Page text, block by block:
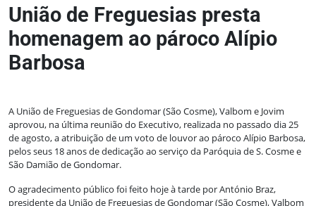
União de Freguesias presta
homenagem ao pároco Alípio
Barbosa
A União de Freguesias de Gondomar (São Cosme), Valbom e Jovim
aprovou, na última reunião do Executivo, realizada no passado dia 25
de agosto, a atribuição de um voto de louvor ao pároco Alípio Barbosa,
pelos seus 18 anos de dedicação ao serviço da Paróquia de S. Cosme e
São Damião de Gondomar.
O agradecimento público foi feito hoje à tarde por António Braz,
presidente da União de Freguesias de Gondomar (São Cosme), Valbom